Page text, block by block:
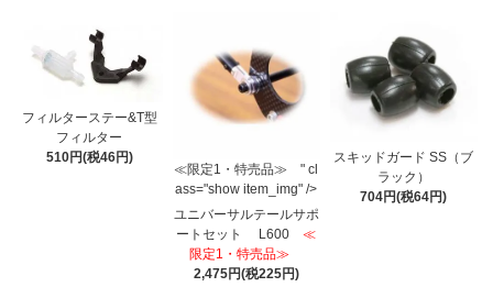
フィルターステー&T型
フィルター
510円(税46円)
≪限定1・特売品≫ " cl
ass="show item_img" />
ユニバーサルテールサポ
ートセット L600 ≪
限定1・特売品≫
2,475円(税225円)
スキッドガード SS（ブ
ラック）
704円(税64円)